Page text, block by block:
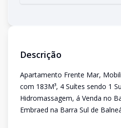
Descrição
Apartamento Frente Mar,
com 183M³, 4 Suítes sendo 1
Hidromassagem, á Venda no
Embraed na Barra Sul de